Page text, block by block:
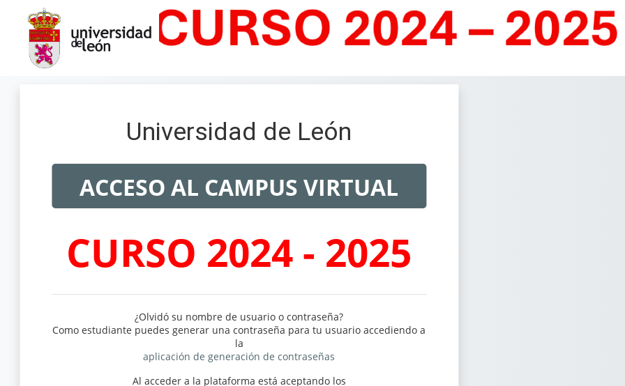
Salta al contenido principal
Universidad de León
ACCESO AL CAMPUS VIRTUAL
CURSO 2024 - 2025
¿Olvidó su nombre de usuario o contraseña?
Como estudiante puedes generar una contraseña para tu usuario accediendo a
la
aplicación de generación de contraseñas
Al acceder a la plataforma está aceptando los